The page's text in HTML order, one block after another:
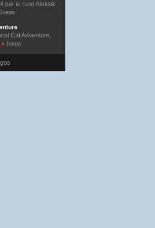
por el ruso Alekséi
Juega
Cat Adventure,
Juega